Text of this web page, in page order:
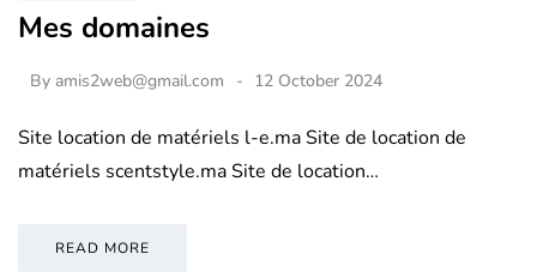
Mes domaines
By amis2web@gmail.com 12 October 2024
Site location de matériels l-e.ma Site de location de
matériels scentstyle.ma Site de location…
READ MORE